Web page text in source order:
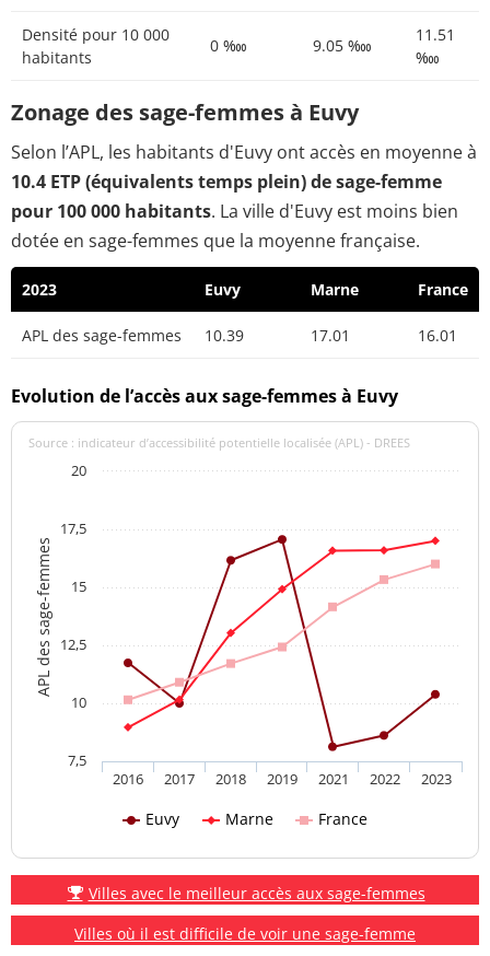
Densité pour 10 000
habitants
0 ‱ 9.05 ‱
11.51
‱
Zonage des sage-femmes à Euvy
Selon l’APL, les habitants d'Euvy ont accès en moyenne à
10.4 ETP (équivalents temps plein) de sage-femme
pour 100 000 habitants. La ville d'Euvy est moins bien
dotée en sage-femmes que la moyenne française.
2023 Euvy Marne France
APL des sage-femmes 10.39 17.01 16.01
Evolution de l’accès aux sage-femmes à Euvy
APL des sage-femmes
Source : indicateur d’accessibilité potentielle localisée (APL) - DREES
Euvy Marne France
2016 2017 2018 2019 2021 2022 2023
7,5
10
12,5
15
17,5
20
Villes avec le meilleur accès aux sage-femmes
Villes où il est difficile de voir une sage-femme